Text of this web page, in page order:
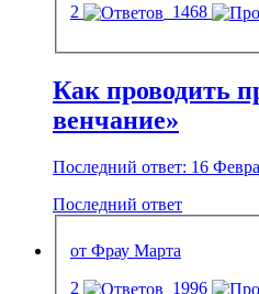
2
1468
Как проводить
венчание»
Последний ответ: 16
Последний ответ
от Фрау Марта
2
1996